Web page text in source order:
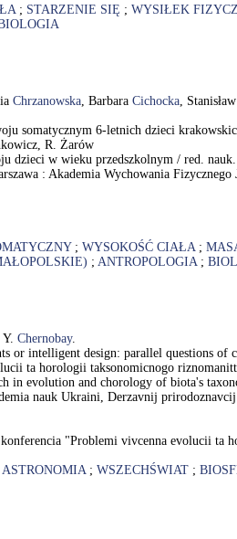
; STARZENIE SIĘ ; WYSIŁEK
Chrzanowska, Barbara Cichocka,
somatycznym 6-letnich dzieci
R. Żarów
dzieci w wieku przedszkolnym / red.
: Akademia Wychowania
; WYSOKOŚĆ CIAŁA;
; ANTROPOLOGIA;
Y. Chernobay.
or intelligent design: parallel questions
ta horologii taksonomicnogo
in evolution and chorology of biota's
nauk Ukraini, Derzavnij
"Problemi vivcenna evolucii
ASTRONOMIA; WSZECHŚWIAT ;